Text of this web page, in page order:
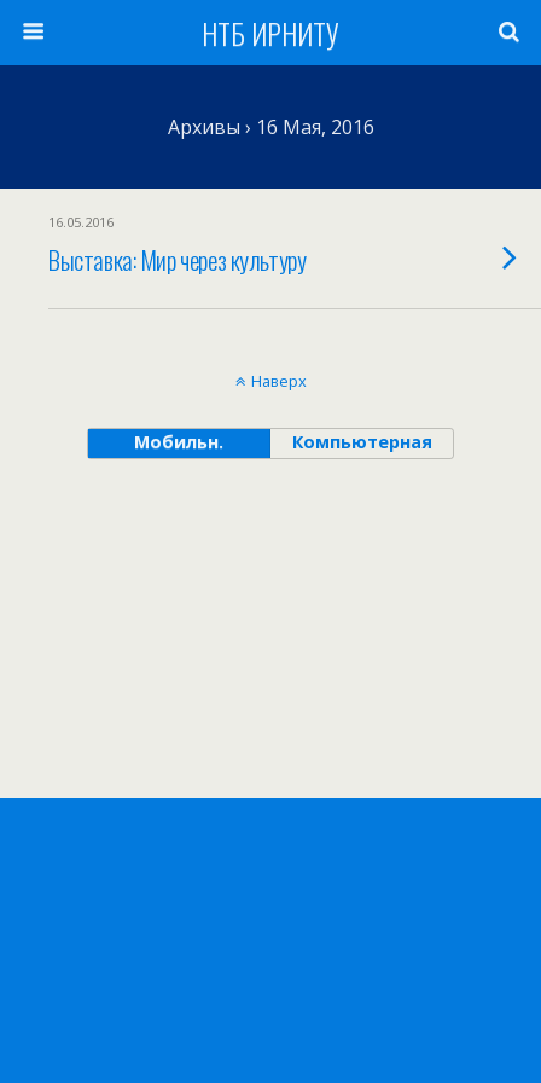
НТБ ИРНИТУ
Архивы › 16 Мая, 2016
16.05.2016
Выставка: Мир через культуру
Наверх
Мобильн. Компьютерная